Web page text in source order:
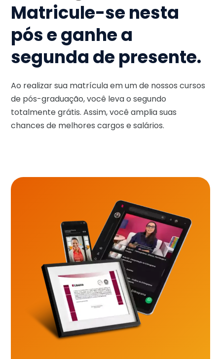
Matricule-se nesta
pós e ganhe a
segunda de presente.
Ao realizar sua matrícula em um de nossos cursos
de pós-graduação, você leva o segundo
totalmente grátis. Assim, você amplia suas
chances de melhores cargos e salários.